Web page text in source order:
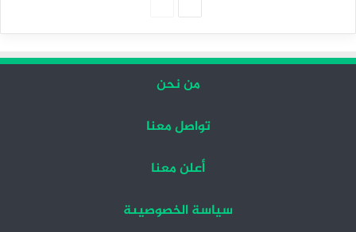
من نحن
تواصل معنا
أعلن معنا
سياسة الخصوصيىة